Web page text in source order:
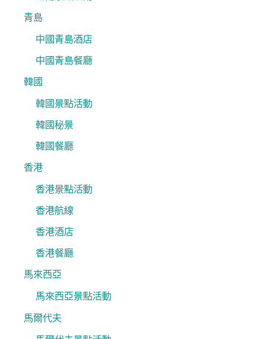
青島
中國青島酒店
中國青島餐廳
韓國
韓國景點活動
韓國秘景
韓國餐廳
香港
香港景點活動
香港航線
香港酒店
香港餐廳
馬來西亞
馬來西亞景點活動
馬爾代夫